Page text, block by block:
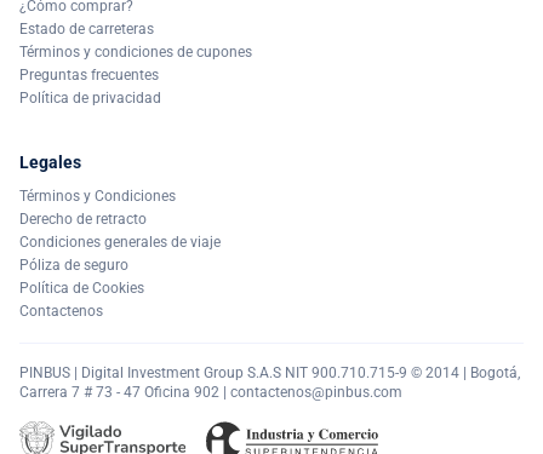
¿Cómo comprar?
Estado de carreteras
Términos y condiciones de cupones
Preguntas frecuentes
Política de privacidad
Legales
Términos y Condiciones
Derecho de retracto
Condiciones generales de viaje
Póliza de seguro
Política de Cookies
Contactenos
PINBUS | Digital Investment Group S.A.S NIT 900.710.715-9 © 2014 | Bogotá,
Carrera 7 # 73 - 47 Oficina 902 | contactenos@pinbus.com